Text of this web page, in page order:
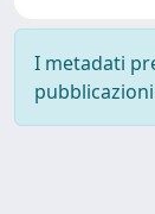
I metadati